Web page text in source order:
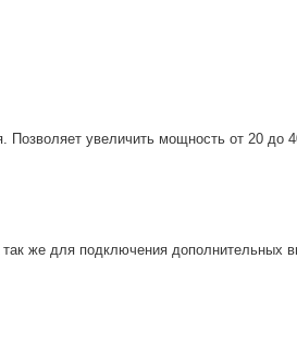
увеличить мощность от 20 до
же для подключения дополнительных